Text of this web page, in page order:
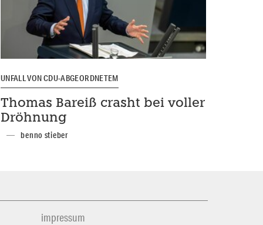
UNFALL VON CDU-ABGEORDNETEM
Thomas Bareiß crasht bei voller
Dröhnung
benno stieber
impressum